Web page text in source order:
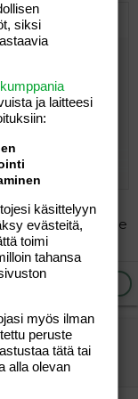
olette
jos olette
vastuussa uusi
molemmilla
tulot ovat
se on
tosi pienet tulot.
- sun vai
muuten
kaiken, tulot ja
ennestään alle
siksi
ja laitteesi
käsittelyyn
evästeitä,
toimi
tahansa
myös ilman
peruste
tätä tai
alla olevan